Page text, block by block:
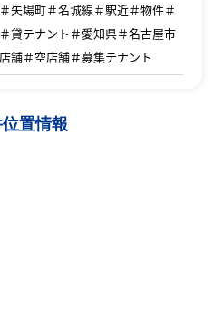
矢場町＃名城線＃駅近＃物件＃
貸テナント＃愛知県＃名古屋市
舗＃空店舗＃募集テナント
置情報